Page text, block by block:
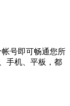
号即可畅通您所
手机、平板，都